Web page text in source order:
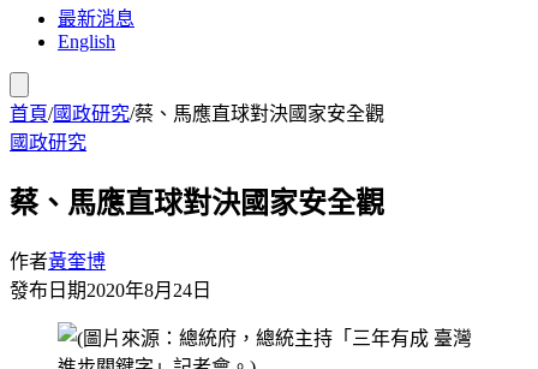
最新消息
English
首頁/國政研究/蔡、馬應直球對決國家安全觀
國政研究
蔡、馬應直球對決國家安全觀
作者黃奎博
發布日期2020年8月24日